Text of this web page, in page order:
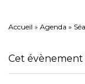
Accueil » Agenda »
Cet évènement